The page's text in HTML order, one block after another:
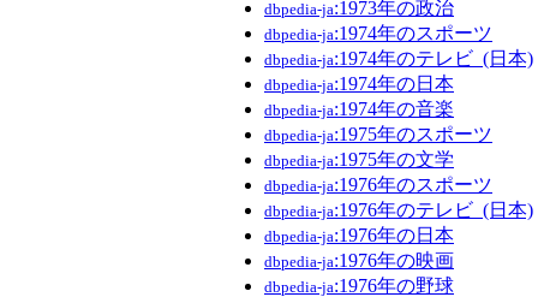
dbpedia-ja:1973年の政治
dbpedia-ja:1974年のスポーツ
dbpedia-ja:1974年のテレビ_(日本)
dbpedia-ja:1974年の日本
dbpedia-ja:1974年の音楽
dbpedia-ja:1975年のスポーツ
dbpedia-ja:1975年の文学
dbpedia-ja:1976年のスポーツ
dbpedia-ja:1976年のテレビ_(日本)
dbpedia-ja:1976年の日本
dbpedia-ja:1976年の映画
dbpedia-ja:1976年の野球